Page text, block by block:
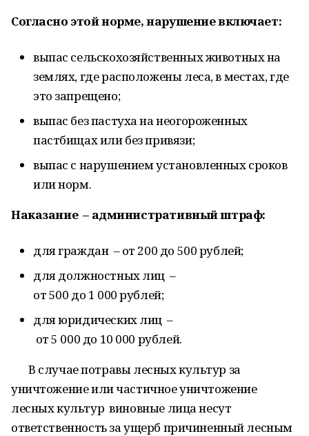
Согласно этой норме, нарушение включает:
выпас сельскохозяйственных животных на
землях, где расположены леса, в местах, где
это запрещено;
выпас без пастуха на неогороженных
пастбищах или без привязи;
выпас с нарушением установленных сроков
или норм.
Наказание –административный штраф:
для граждан – от 200 до 500 рублей;
для должностных лиц –
от 500 до 1 000 рублей;
для юридических лиц –
от 5 000 до 10 000 рублей.
В случае потравы лесных культур за
уничтожение или частичное уничтожение
лесных культур виновные лица несут
ответственность за ущерб причиненный лесным